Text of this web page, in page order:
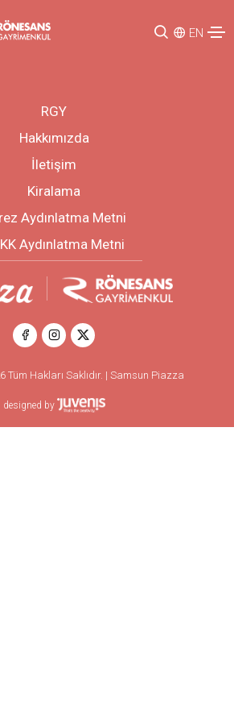
EN
RGY
Hakkımızda
İletişim
Kiralama
Aydınlatma Metni
Aydınlatma Metni
Tüm Hakları Saklıdır. | Samsun Piazza
designed by